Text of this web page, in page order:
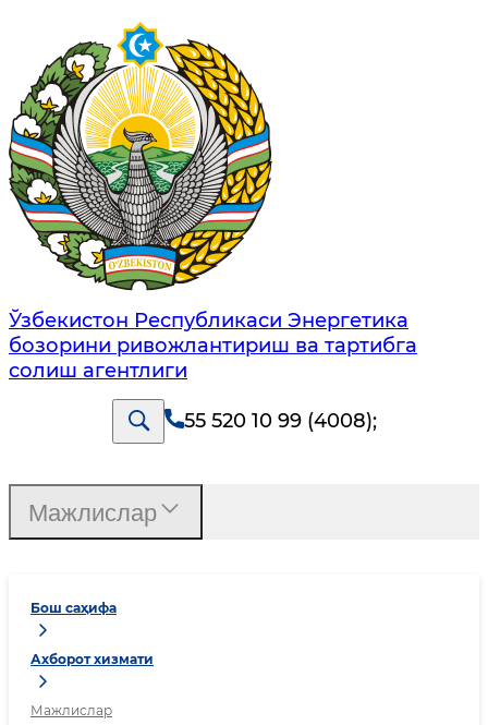
Ўзбекистон Республикаси Энергетика
бозорини ривожлантириш ва тартибга
солиш агентлиги
55 520 10 99 (4008);
Бош саҳифа
Ахборот хизмати
Мажлислар
Мажлислар